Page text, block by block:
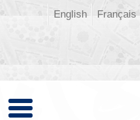
Français
English